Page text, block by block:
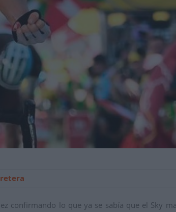
confirmando lo que ya se sabía que el Sky